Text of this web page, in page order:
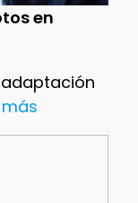
en
adaptación
más